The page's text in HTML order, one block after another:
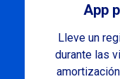
App
Lleve un
durante las